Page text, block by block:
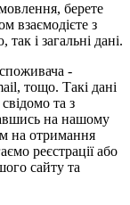
берете
взаємодієте з
і загальні дані.
-
тощо. Такі дані
та з
на нашому
на отримання
реєстрації або
сайту та